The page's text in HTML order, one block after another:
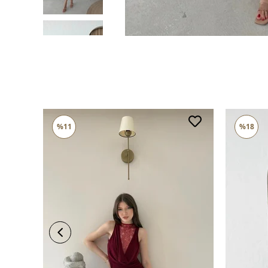
%11 %18